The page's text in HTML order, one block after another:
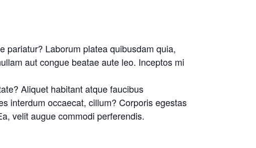
pariatur? Laborum platea quibusdam quia,
aut congue beatae aute leo. Inceptos mi
Aliquet habitant atque faucibus
interdum occaecat, cillum? Corporis egestas
velit augue commodi perferendis.